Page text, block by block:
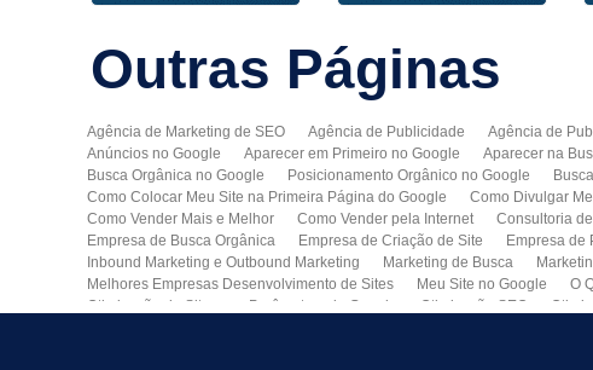
Outras Páginas
Agência de Marketing de SEO Agência de Publicidade Agência de
Anúncios no Google
Aparecer em Primeiro no Google Aparecer na
Busca Orgânica no Google
Posicionamento Orgânico no Google
Como Colocar Meu Site na Primeira Página do Google
Como Divulgar
Como Vender Mais e Melhor
Como Vender pela Internet Consultoria
Empresa de Busca Orgânica
Empresa de Criação de Site Empresa de
Inbound Marketing e Outbound Marketing
Marketing de Busca
Melhores Empresas Desenvolvimento de Sites
Meu Site no Google O
Otimização de Sites nos Parâmetros do Google
Otimização SEO